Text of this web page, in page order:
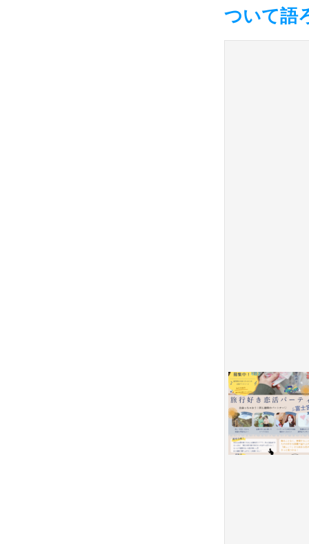
ついて語